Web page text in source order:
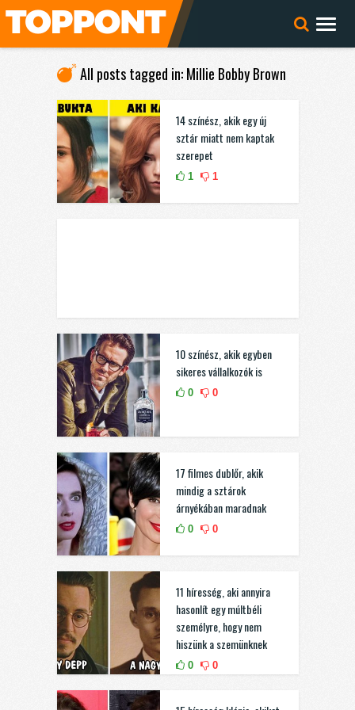
All posts tagged in: Millie Bobby Brown
14 színész, akik egy új
sztár miatt nem kaptak
szerepet
1 1
10 színész, akik egyben
sikeres vállalkozók is
0 0
17 filmes dublőr, akik
mindig a sztárok
árnyékában maradnak
0 0
11 híresség, aki annyira
hasonlít egy múltbéli
személyre, hogy nem
hiszünk a szemünknek
0 0